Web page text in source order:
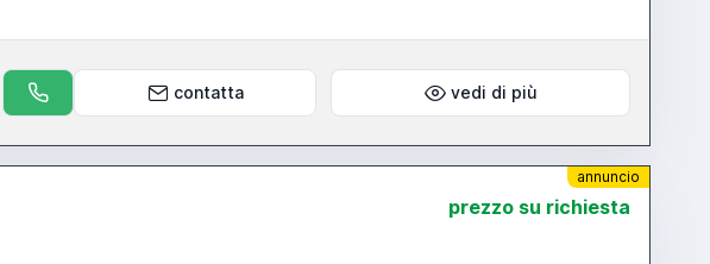
contatta vedi di più
annuncio
prezzo su richiesta